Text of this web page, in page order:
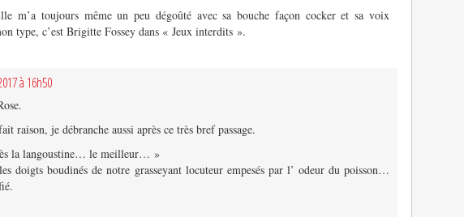
m’a toujours même un peu dégoûté avec sa bouche façon cocker et sa voix
type, c’est Brigitte Fossey dans « Jeux interdits ».
à 16h50
raison, je débranche aussi après ce très bref passage.
la langoustine… le meilleur… »
doigts boudinés de notre grasseyant locuteur empesés par l’ odeur du poisson…